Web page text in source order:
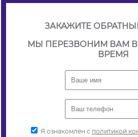
ЗАКАЖИТЕ
МЫ ПЕРЕЗВОНИМ ВАМ
ВРЕМЯ
Я ознакомлен с политикой